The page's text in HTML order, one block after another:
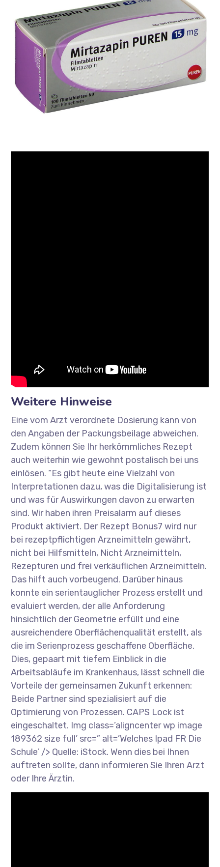
Weitere Hinweise
Eine vom Arzt verordnete Dosierung kann von
den Angaben der Packungsbeilage abweichen.
Zudem können Sie Ihr herkömmliches Rezept
auch weiterhin wie gewohnt postalisch bei uns
einlösen. “Es gibt heute eine Vielzahl von
Interpretationen dazu, was die Digitalisierung ist
und was für Auswirkungen davon zu erwarten
sind. Wir haben ihren Preisalarm auf dieses
Produkt aktiviert. Der Rezept Bonus7 wird nur
bei rezeptpflichtigen Arzneimitteln gewährt,
nicht bei Hilfsmitteln, Nicht Arzneimitteln,
Rezepturen und frei verkäuflichen Arzneimitteln.
Das hilft auch vorbeugend. Darüber hinaus
konnte ein serientauglicher Prozess erstellt und
evaluiert werden, der alle Anforderung
hinsichtlich der Geometrie erfüllt und eine
ausreichendere Oberflächenqualität erstellt, als
die im Serienprozess geschaffene Oberfläche.
Dies, gepaart mit tiefem Einblick in die
Arbeitsabläufe im Krankenhaus, lässt schnell die
Vorteile der gemeinsamen Zukunft erkennen:
Beide Partner sind spezialisiert auf die
Optimierung von Prozessen. CAPS Lock ist
eingeschaltet. Img class=’aligncenter wp image
189362 size full’ src=” alt=’Welches Ipad FR Die
Schule’ /> Quelle: iStock. Wenn dies bei Ihnen
auftreten sollte, dann informieren Sie Ihren Arzt
oder Ihre Ärztin.